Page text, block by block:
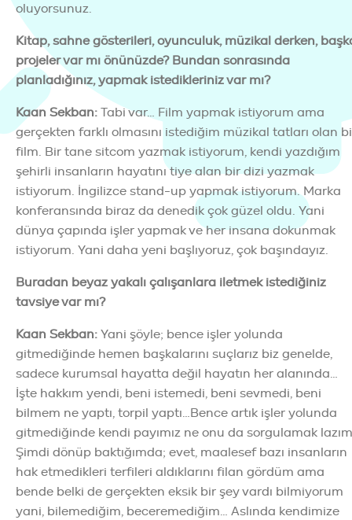
oluyorsunuz.
Kitap, sahne gösterileri, oyunculuk, müzikal derken,
projeler var mı önünüzde? Bundan sonrasında
planladığınız, yapmak istedikleriniz var mı?
Kaan Sekban: Tabi var… Film yapmak istiyorum ama
gerçekten farklı olmasını istediğim müzikal tatları olan
film. Bir tane sitcom yazmak istiyorum, kendi yazdığım
şehirli insanların hayatını tiye alan bir dizi yazmak
istiyorum. İngilizce stand-up yapmak istiyorum. Marka
konferansında biraz da denedik çok güzel oldu. Yani
dünya çapında işler yapmak ve her insana dokunmak
istiyorum. Yani daha yeni başlıyoruz, çok başındayız.
Buradan beyaz yakalı çalışanlara iletmek istediğiniz
tavsiye var mı?
Kaan Sekban: Yani şöyle; bence işler yolunda
gitmediğinde hemen başkalarını suçlarız biz genelde,
sadece kurumsal hayatta değil hayatın her alanında…
İşte hakkım yendi, beni istemedi, beni sevmedi, beni
bilmem ne yaptı, torpil yaptı…Bence artık işler yolunda
gitmediğinde kendi payımız ne onu da sorgulamak
Şimdi dönüp baktığımda; evet, maalesef bazı insanların
hak etmedikleri terfileri aldıklarını filan gördüm ama
bende belki de gerçekten eksik bir şey vardı bilmiyorum
yani, bilemediğim, beceremediğim… Aslında kendimize